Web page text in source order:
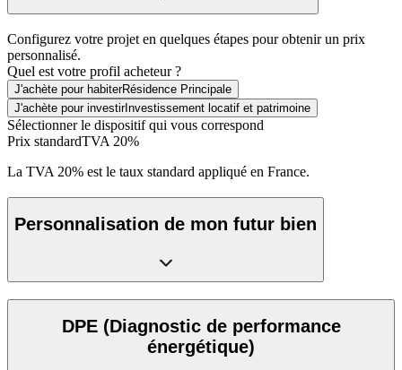
Configurez votre projet en quelques étapes pour obtenir un prix
personnalisé.
Quel est votre profil acheteur ?
J'achète pour habiterRésidence Principale
J'achète pour investirInvestissement locatif et patrimoine
Sélectionner le dispositif qui vous correspond
Prix standardTVA 20%
La TVA 20% est le taux standard appliqué en France.
Personnalisation de mon futur bien
DPE (Diagnostic de performance
énergétique)